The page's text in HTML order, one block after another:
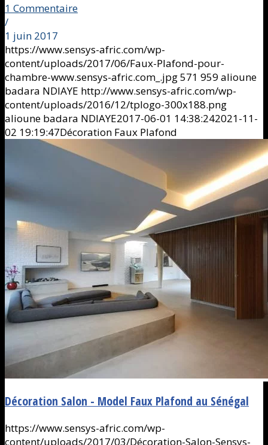
1 Commentaire
/
1 juin 2017
https://www.sensys-afric.com/wp-
content/uploads/2017/06/Faux-Plafond-pour-
chambre-www.sensys-afric.com_.jpg571 959 alioune
badara NDIAYE http://www.sensys-afric.com/wp-
content/uploads/2016/12/tplogo-300x188.png
alioune badara NDIAYE2017-06-01 14:38:242021-11-
02 19:19:47Décoration Faux Plafond
Décoration Salon - Model Faux Plafond au Sénégal
https://www.sensys-afric.com/wp-
content/uploads/2017/03/Décoration-Salon-Sensys-